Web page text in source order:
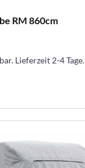
RM 860cm
Lieferzeit 2-4 Tage.